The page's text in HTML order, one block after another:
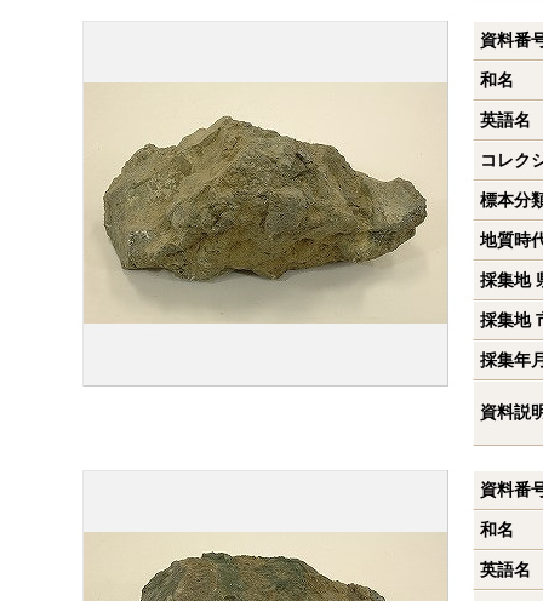
資料番
和名
英語名
コレク
標本分
地質時
採集地
採集地
採集年
資料説
資料番
和名
英語名